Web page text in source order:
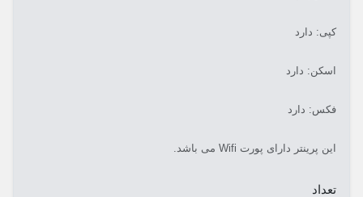
کپی: دارد
اسکن: دارد
فکس: دارد
این پرینتر دارای پورت Wifi می باشد.
تعداد